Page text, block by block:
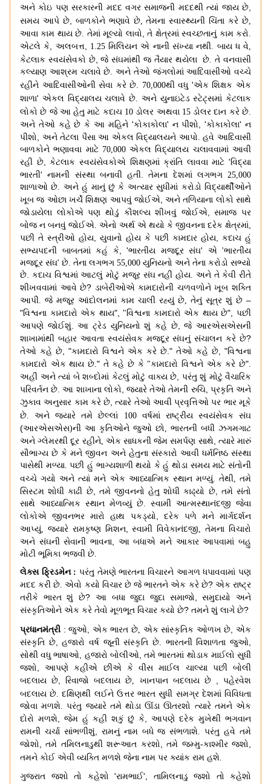
અને કોઇ પણ સરકારની મદદ વગર સમાજની મદદથી ત્યાં જાય છે,
સમય આપે છે, બાળકોને ભણાવે છે,તેમના સ્વાસ્થ્યની ચિંતા કરે છે,
આવા કામ થાય છે. તેમાં મૂલ્યો લાવો,તે ક્ષેત્રમાં સ્વચ્છતાનું કામ કરો.
એટલે કે, અલબત્ત, 1.25 મિલિયન એ નાની સંખ્યા નથી. બાય ધ વે,
કેટલાક સ્વયંસેવકો છે, જે સંઘમાંથી જ તૈયાર થયેલા છે.તે વનવાસી
કલ્યાણ આશ્રમ ચલાવે છે. અને તેઓ જંગલોમાં આદિવાસીઓ વચ્ચે
રહીને આદિવાસીઓની સેવા કરે છે. 70,000થી વધુ 'એક શિક્ષક એક
શાળા' એકલ વિદ્યાલય ચલાવે છે. અને યુનાઇટેડ સ્ટેટ્સમાં કેટલાક
લોકો છે જે આ હેતુ માટે કદાચ 10 ડોલર અથવા 15 ડોલર દાન કરે છે.
અને તેઓ કહે છે કે આ મહિને 'કોકાકોલા' ન પીશો, 'કોકાકોલા'ન
પીશો, અને તેટલા પૈસા આ એકલ વિદ્યાલયને આપો.હવે આદિવાસી
બાળકોને ભણાવવા માટે 70,000એકલ વિદ્યાલય ચલાવવામાં આવી
રહી છે,કેટલાક સ્વયંસેવકોએ શિક્ષણમાં ક્રાંતિ લાવવા માટે 'વિદ્યા
ભારતી'નામની સંસ્થા બનાવી હતી.તેમના દેશમાં લગભગ 25,000
શાળાઓ છે. અને હું માનું છું કે અત્યાર સુધીમાં કરોડો વિદ્યાર્થીઓને
ખૂબ જ ઓછા ખર્ચે શિક્ષણ આપવું જોઈએ,અને તળિયાના લોકો સાથે
જોડાયેલા લોકોએ પણ થોડું કૌશલ્ય શીખવું જોઈએ,સમાજ પર
બોજ ન બનવું જોઈએ. એનો અર્થ એ થયો કે જીવનના દરેક ક્ષેત્રમાં,
પછી તે સ્ત્રીઓ હોય, યુવાનો હોય કે પછી કામદાર હોય, કદાચ હું
સભ્યપદની બાબતમાં કહું કે, 'ભારતીય મજદૂર સંઘ' એ 'ભારતીય
મજદૂર સંઘ' છે. તેના લગભગ 55,000 યુનિયનો અને તેના કરોડો સભ્યો
છે. કદાચ વિશ્વમાં આટલું મોટું મજૂર સંઘ નહીં હોય. અને તે કેવી રીતે
શીખવવામાં આવે છે? ડાબેરીઓએ કામદારોની ચળવળોને ખૂબ શક્તિ
આપી. જે મજૂર આંદોલનમાં કામ ચાલી રહ્યું છે, તેનું સૂત્ર શું છે –
"વિશ્વના કામદારો એક થાય", "વિશ્વના કામદારો એક થાય છે",પછી
આપણે જોઈશું.આ ટ્રેડ યુનિયનો શું કહે છે,જે આરએસએસની
શાખામાંથી બહાર આવતા સ્વયંસેવક મજદૂર સંઘનું સંચાલન કરે છે?
તેઓ કહે છે, "કામદારો વિશ્વને એક કરે છે." તેઓ કહે છે, "વિશ્વના
કામદારો એક થાય છે." તે કહે છે કે "કામદારો વિશ્વને એક કરે છે".
અહીં અને ત્યાં બે શબ્દોમાં કેટલું મોટું વાક્ય છે, પરંતુ શું મોટું વૈચારિક
પરિવર્તન છે.આ શાખાના લોકો,જ્યારે તેઓ તેમની રુચિ, પ્રકૃતિ અને
ઝુકાવ અનુસાર કામ કરે છે,ત્યારે તેઓ આવી પ્રવૃત્તિઓ પર ભાર મૂકે
છે.અને જ્યારે તમે છેલ્લાં 100 વર્ષમાં રાષ્ટ્રીય સ્વયંસેવક સંઘ
(આરએસએસ)ની આ કૃતિઓને જુઓ છો, ભારતની બધી ઝગમગાટ
અને ગ્લેમરથી દૂર રહીને, એક સાધકની જેમ સમર્પણ સાથે, ત્યારે મારું
સૌભાગ્ય છે કે મને જીવન અને હેતુના સંસ્કારો આવી ધર્મનિષ્ઠ સંસ્થા
પાસેથી મળ્યા.પછી હું ભાગ્યશાળી થયો કે હું થોડા સમય માટે સંતોની
વચ્ચે ગયો અને ત્યાં મને એક આધ્યાત્મિક સ્થાન મળ્યું. તેથી,તમે
સિસ્ટમ શોધી કાઢી છે, તમે જીવનનો હેતુ શોધી કાઢ્યો છે, તમે સંતો
સાથે આધ્યાત્મિક સ્થાન મેળવ્યું છે. સ્વામી આત્મસ્થાનંદજી જેવા
લોકોએ જીવનભર મારો હાથ પકડ્યો, દરેક પળે મને માર્ગદર્શન
આપ્યું, જ્યારે રામકૃષ્ણ મિશન,સ્વામી વિવેકાનંદજી,તેમના વિચારો
અને સંઘની સેવાની ભાવના, આ બધાએ મને આકાર આપવામાં બહુ
મોટી ભૂમિકા ભજવી છે.
લેક્સ ફ્રિડમેન :પરંતુ તેમણે ભારતના વિચારને આગળ ધપાવવામાં પણ
મદદ કરી છે.એવો કયો વિચાર છે જે ભારતને એક કરે છે? એક રાષ્ટ્ર
તરીકે ભારત શું છે? આ બધા જુદા જુદા સમાજો,સમુદાયો અને
સંસ્કૃતિઓને એક કરે તેવો મૂળભૂત વિચાર કયો છે? તમને શું લાગે છે?
પ્રધાનમંત્રી :જુઓ, એક ભારત છે, એક સાંસ્કૃતિક ઓળખ છે,એક
સંસ્કૃતિ છે,હજારો વર્ષ જૂની સંસ્કૃતિ છે. ભારતની વિશાળતા જુઓ,
સોથી વધુ ભાષાઓ, હજારો બોલીઓ,તમે ભારતમાં થોડાક માઈલો સુધી
જશો,આપણે કહીએ છીએ કે વીસ માઈલ ચાલ્યા પછી બોલી
બદલાય છે, રિવાજો બદલાય છે, ખાનપાન બદલાય છે ,પહેરવેશ
બદલાય છે.દક્ષિણથી લઈને ઉત્તર ભારત સુધી સમગ્ર દેશમાં વિવિધતા
જોવા મળશે.પરંતુ જ્યારે તમે થોડા ઊંડા ઊતરશો ત્યારે તમને એક
દોરો મળશે, જેમ હું કહી શકું છું કે,આપણે દરેક મુખેથી ભગવાન
રામની ચર્ચા સાંભળીશું, રામનું નામ બધે જ સંભળાશે.પરંતુ હવે તમે
જોશો,તમે તમિલનાડુથી શરૂઆત કરશો,તમે જમ્મુ-કાશ્મીર જશો,
તમને કોઈ એવી વ્યક્તિ મળશે જેના નામ પર ક્યાંક રામ હશે.
ગુજરાત જશો તો કહેશો 'રામભાઈ', તામિલનાડુ જશો તો કહેશો